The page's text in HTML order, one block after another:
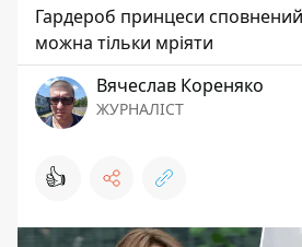
Гардероб принцеси сповнений
можна тільки мріяти
Вячеслав Кореняко
ЖУРНАЛІСТ
👍